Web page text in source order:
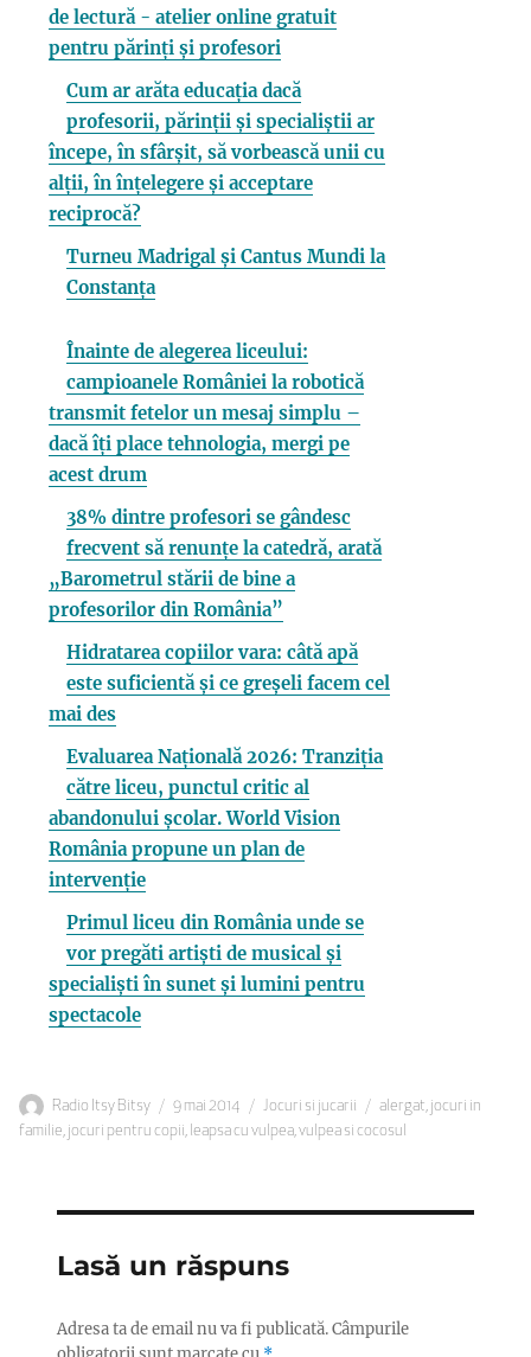
de lectură - atelier online gratuit
pentru părinți și profesori
Cum ar arăta educația dacă
profesorii, părinții și specialiștii ar
începe, în sfârșit, să vorbească unii cu
alții, în înțelegere și acceptare
reciprocă?
Turneu Madrigal și Cantus Mundi la
Constanța
Înainte de alegerea liceului:
campioanele României la robotică
transmit fetelor un mesaj simplu –
dacă îți place tehnologia, mergi pe
acest drum
38% dintre profesori se gândesc
frecvent să renunțe la catedră, arată
„Barometrul stării de bine a
profesorilor din România”
Hidratarea copiilor vara: câtă apă
este suficientă și ce greșeli facem cel
mai des
Evaluarea Națională 2026: Tranziția
către liceu, punctul critic al
abandonului școlar. World Vision
România propune un plan de
intervenție
Primul liceu din România unde se
vor pregăti artiști de musical și
specialiști în sunet și lumini pentru
spectacole
Autor
Radio Itsy Bitsy
Publicat
pe
9 mai 2014 Categorii
Jocuri si jucarii Etichete
alergat, jocuri in
familie, jocuri pentru copii, leapsa cu vulpea,vulpea si cocosul
Lasă un răspuns
Adresa ta de email nu va fi publicată.Câmpurile